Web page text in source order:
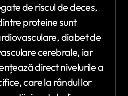
de riscul de deces,
proteine sunt
diabet de
cerebrale, iar
direct nivelurile a
care la rândul lor